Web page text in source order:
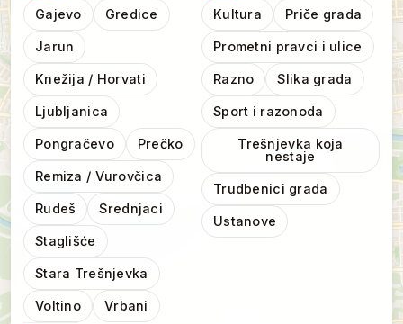
Gajevo Gredice
Jarun
Knežija / Horvati
Ljubljanica
Pongračevo Prečko
Remiza / Vurovčica
Rudeš Srednjaci
Staglišće
Stara Trešnjevka
Voltino Vrbani
Kultura Priče grada
Prometni pravci i ulice
Razno Slika grada
Sport i razonoda
Trešnjevka koja
nestaje
Trudbenici grada
Ustanove